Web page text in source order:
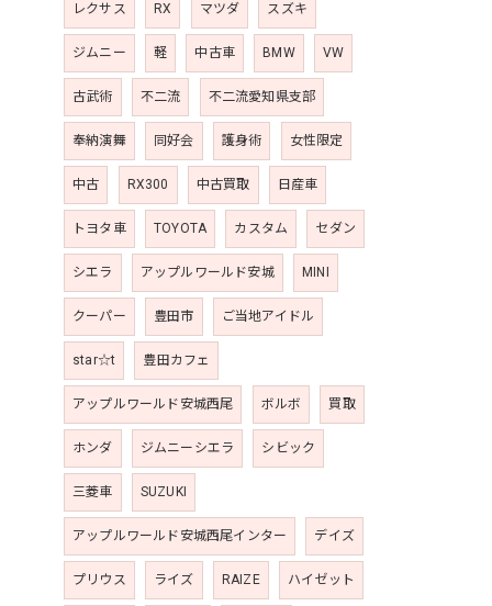
レクサス RX マツダ スズキ
ジムニー 軽 中古車 BMW VW
古武術 不二流 不二流愛知県支部
奉納演舞 同好会 護身術 女性限定
中古 RX300 中古買取 日産車
トヨタ車 TOYOTA カスタム セダン
シエラ アップルワールド安城 MINI
クーパー 豊田市 ご当地アイドル
star☆t 豊田カフェ
アップルワールド安城西尾 ボルボ 買取
ホンダ ジムニーシエラ シビック
三菱車 SUZUKI
アップルワールド安城西尾インター デイズ
プリウス ライズ RAIZE ハイゼット